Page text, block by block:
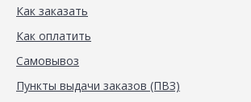
Как заказать
Как оплатить
Самовывоз
Пункты выдачи заказов (ПВЗ)